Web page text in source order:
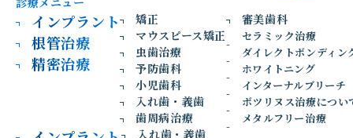
インプラント
根管治療
精密治療
矯正
マウスピース矯正
虫歯治療
予防歯科
小児歯科
入れ歯・義歯
歯周病治療
審美歯科
セラミック治療
ダイレクトボンディン
ホワイトニング
インターナルブリーチ
ボツリヌス治療につい
メタルフリー治療
入れ歯・義歯
根管治療では、歯の内部に入り込んだ細菌を取り除き、再び
感染しにくい状態を目指します。その際に重要な役割を果た
すのが「ラバーダム」です。ここでは、ラバーダムの基本的
な役割について解説します。
①治療する歯だけを隔離するゴムのシート
ラバーダムとは、治療する歯だけをゴムのシートで隔離する